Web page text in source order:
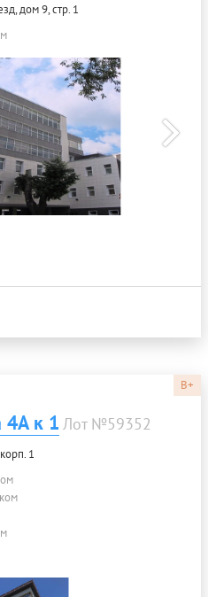
дом 9, стр. 1
B+
4А к 1 Лот №59352
1